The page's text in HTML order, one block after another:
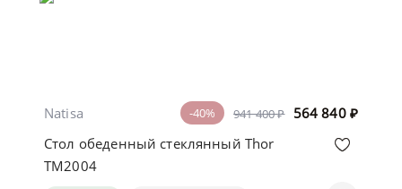
941 400 ₽ 564 840 ₽
-40%
Natisa
Стол обеденный стеклянный Thor
TM2004